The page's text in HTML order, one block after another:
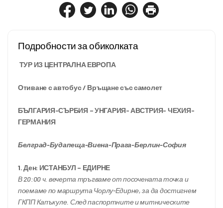
Подробности за обиколката
ТУР ИЗ ЦЕНТРАЛНА ЕВРОПА
Отиване с автобус / Връщане със самолет
БЪЛГАРИЯ-СЪРБИЯ – УНГАРИЯ- АВСТРИЯ- ЧЕХИЯ-
ГЕРМАНИЯ
Белград-Будапеща-Виена-Прага-Берлин-София
1. Ден: ИСТАНБУЛ – ЕДИРНЕ
В 20:00 ч. вечерта тръгваме от посочената точка и
поемаме по маршрута Чорлу-Едирне, за да достигнем
ГКПП Капъкуле. След паспортните и митническите